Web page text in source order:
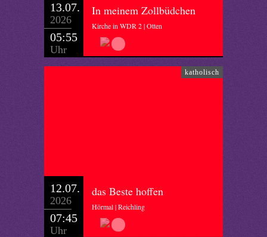
13.07.
2026
05:55
Uhr
In meinem Zollbüdchen
Kirche in WDR 2 | Otten
katholisch
12.07.
2026
07:45
Uhr
das Beste hoffen
Hörmal | Reichling